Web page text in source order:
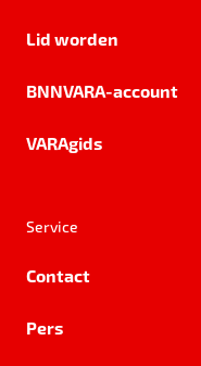
Lid worden
BNNVARA-account
VARAgids
Service
Contact
Pers